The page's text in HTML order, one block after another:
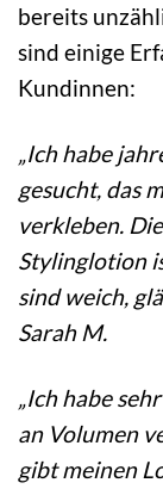
bereits
sind einige
Kundinnen:
„Ich habe
gesucht, das
verkleben.
Stylinglotion
sind weich,
Sarah M.
„Ich habe
an Volumen
gibt meinen